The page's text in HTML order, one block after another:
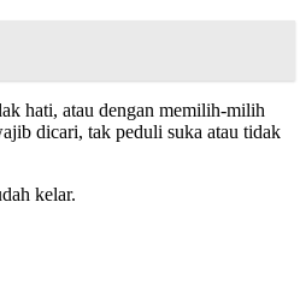
hati, atau dengan memilih-milih
dicari, tak peduli suka atau tidak
kelar.